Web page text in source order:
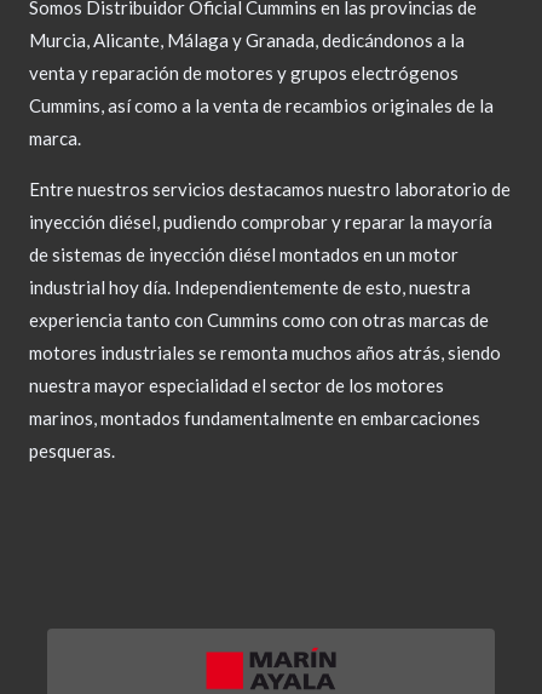
Somos Distribuidor Oficial Cummins en las provincias de
Murcia, Alicante, Málaga y Granada, dedicándonos a la
venta y reparación de motores y grupos electrógenos
Cummins, así como a la venta de recambios originales de la
marca.
Entre nuestros servicios destacamos nuestro laboratorio de
inyección diésel, pudiendo comprobar y reparar la mayoría
de sistemas de inyección diésel montados en un motor
industrial hoy día. Independientemente de esto, nuestra
experiencia tanto con Cummins como con otras marcas de
motores industriales se remonta muchos años atrás, siendo
nuestra mayor especialidad el sector de los motores
marinos, montados fundamentalmente en embarcaciones
pesqueras.